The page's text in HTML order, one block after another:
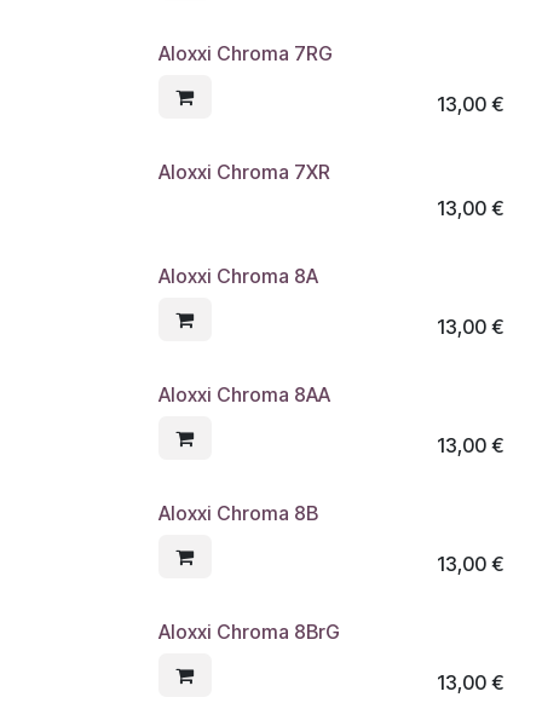
Aloxxi Chroma 7RG
13,00€
Aloxxi Chroma 7XR
13,00€
Aloxxi Chroma 8A
13,00€
Aloxxi Chroma 8AA
13,00€
Aloxxi Chroma 8B
13,00€
Aloxxi Chroma 8BrG
13,00€